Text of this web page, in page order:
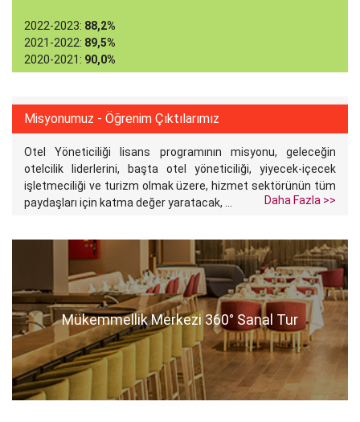
2022-2023: 88,2%
2021-2022: 89,5%
2020-2021: 90,0%
Misyonumuz - Öğrenim Çıktılarımız
Otel Yöneticiliği lisans programının misyonu, geleceğin
otelcilik liderlerini, başta otel yöneticiliği, yiyecek-içecek
işletmeciliği ve turizm olmak üzere, hizmet sektörünün tüm
paydaşları için katma değer yaratacak, ...
Daha Fazla >>
Mükemmellik Merkezi 360° Sanal Tur